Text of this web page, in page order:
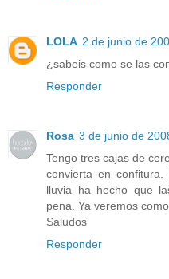
LOLA 2 de junio de
¿sabeis como se las
Responder
Rosa 3 de junio de
Tengo tres cajas de
convierta en
lluvia ha hecho que
pena. Ya veremos
Saludos
Responder